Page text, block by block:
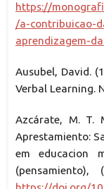
https://
/a-contribuicao-
aprendizagem-
Ausubel, David.
Verbal Learning.
Azcárate, M. T.
Aprestamiento:
em educacion